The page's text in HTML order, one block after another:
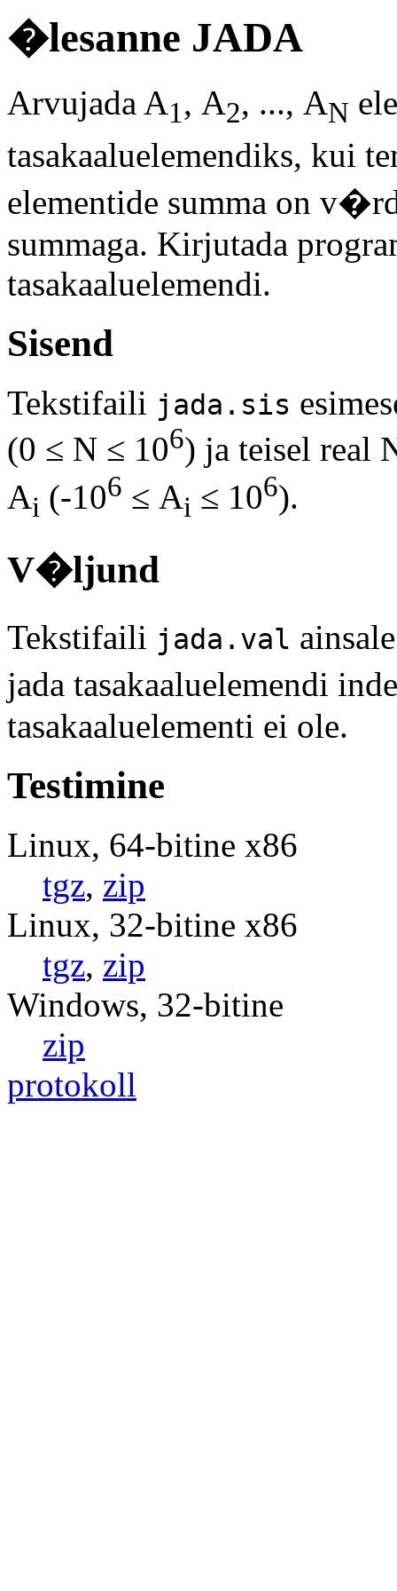
�lesanne JADA
Arvujada A1, A2, ..., AN
tasakaaluelemendiks, kui
elementide summa on
summaga. Kirjutada
tasakaaluelemendi.
Sisend
Tekstifaili jada.sis
(0 ≤ N ≤ 106) ja teisel real
Ai (-106 ≤ Ai ≤ 106).
V�ljund
Tekstifaili jada.val
jada tasakaaluelemendi
tasakaaluelementi ei ole.
Testimine
Linux, 64-bitine x86
tgz, zip
Linux, 32-bitine x86
tgz, zip
Windows, 32-bitine
zip
protokoll